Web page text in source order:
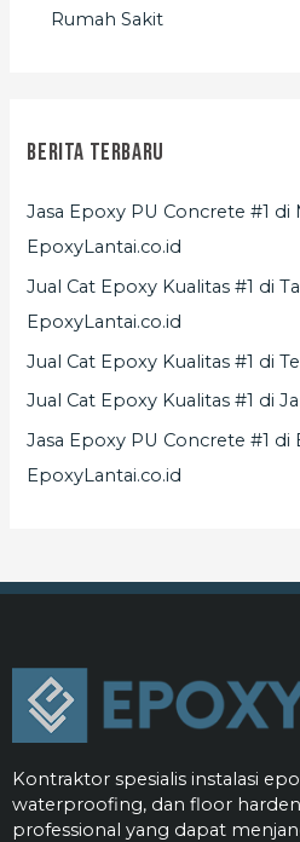
Rumah Sakit
Berita Terbaru
Jasa Epoxy PU Concrete #1 di
EpoxyLantai.co.id
Jual Cat Epoxy Kualitas #1 di
EpoxyLantai.co.id
Jual Cat Epoxy Kualitas #1 di
Jual Cat Epoxy Kualitas #1 di
Jasa Epoxy PU Concrete #1 di
EpoxyLantai.co.id
Kontraktor spesialis instalasi
waterproofing, dan floor
professional yang dapat